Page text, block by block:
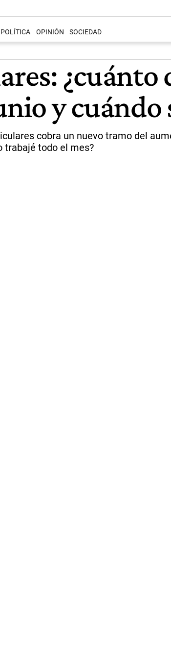
POLÍTICA OPINIÓN SOCIEDAD
¿cuánto
y cuándo
cobra un nuevo tramo del
trabajé todo el mes?